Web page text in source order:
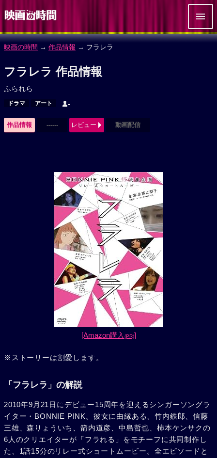
映画の時間 → 作品情報 → フラレラ
フラレラ 作品情報
ふられら
ドラマ アート -
作品情報 ------ レビュー 動画配信
[Amazon購入 (PR)]
※ストーリーは割愛します。
「フラレラ」の解説
2010年9月21日にデビュー15周年を迎えるシンガーソングラ
イター・BONNIE PINK。彼女に由縁ある、竹内鉄郎、信藤
三雄、森りょういち、箭内道彦、中島哲也、柿本ケンサクの
6人のクリエイターが「フラれる」をモチーフに共同制作し
た、1話15分のリレー式ショートムービー。全エピソードと